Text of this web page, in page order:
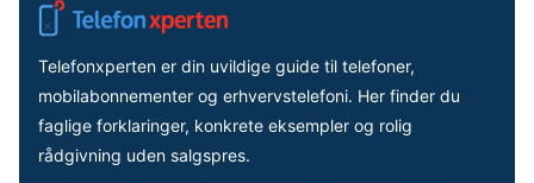
Telefonxperten er din uvildige guide til telefoner,
mobilabonnementer og erhvervstelefoni. Her finder du
faglige forklaringer, konkrete eksempler og rolig
rådgivning uden salgspres.